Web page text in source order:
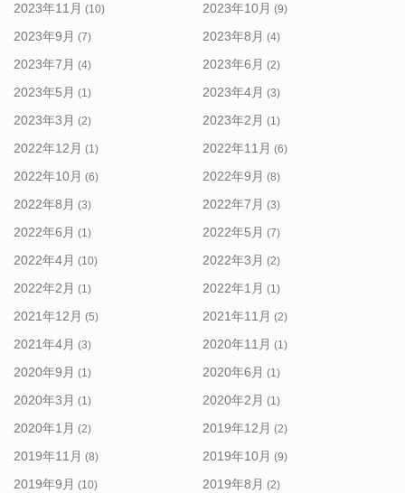
2023年11月 (10) 2023年10月 (9)
2023年9月 (7) 2023年8月 (4)
2023年7月 (4) 2023年6月 (2)
2023年5月 (1) 2023年4月 (3)
2023年3月 (2) 2023年2月 (1)
2022年12月 (1) 2022年11月 (6)
2022年10月 (6) 2022年9月 (8)
2022年8月 (3) 2022年7月 (3)
2022年6月 (1) 2022年5月 (7)
2022年4月 (10) 2022年3月 (2)
2022年2月 (1) 2022年1月 (1)
2021年12月 (5) 2021年11月 (2)
2021年4月 (3) 2020年11月 (1)
2020年9月 (1) 2020年6月 (1)
2020年3月 (1) 2020年2月 (1)
2020年1月 (2) 2019年12月 (2)
2019年11月 (8) 2019年10月 (9)
2019年9月 (10) 2019年8月 (2)